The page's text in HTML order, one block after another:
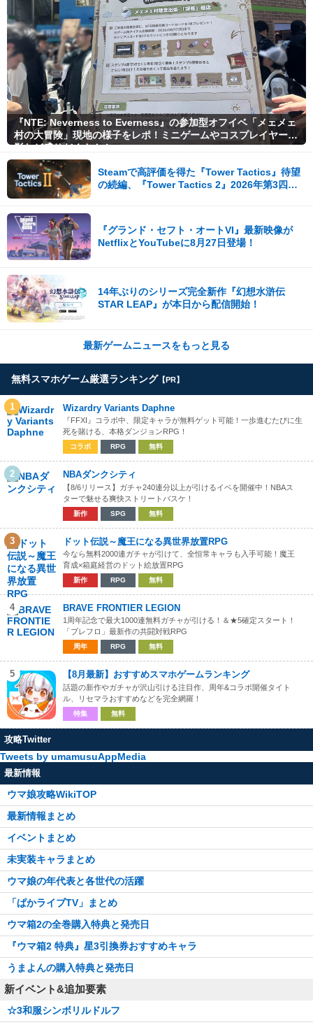
『NTE: Neverness to Everness』の参加型オフイベ「メェメェ
村の大冒険」現地の様子をレポ！ミニゲームやコスプレイヤー撮
影など盛りだくさん！
Steamで高評価を得た『Tower Tactics』待望
の続編、『Tower Tactics 2』2026年第3四半
『グランド・セフト・オートVI』最新映像が
NetflixとYouTubeに8月27日登場！
14年ぶりのシリーズ完全新作『幻想水滸伝
STAR LEAP』が本日から配信開始！
最新ゲームニュースをもっと見る
無料スマホゲーム厳選ランキング 【PR】
1 Wizardry Variants Daphne
『FFXI』コラボ中、限定キャラが無料ゲット可能！一歩進むたびに生
死を賭ける、本格ダンジョンRPG！
コラボ RPG 無料
2 NBAダンクシティ
【8/6リリース】ガチャ240連分以上が引けるイベを開催中！NBAス
ターで魅せる爽快ストリートバスケ！
新作 SPG 無料
3 ドット伝説～魔王になる異世界放置RPG
今なら無料2000連ガチャが引けて、全恒常キャラも入手可能！魔王
育成×箱庭経営のドット絵放置RPG
新作 RPG 無料
4 BRAVE FRONTIER LEGION
1周年記念で最大1000連無料ガチャが引ける！＆★5確定スタート！
「ブレフロ」最新作の共闘対戦RPG
周年 RPG 無料
5 【8月最新】おすすめスマホゲームランキング
話題の新作やガチャが沢山引ける注目作、周年&コラボ開催タイト
ル、リセマラおすすめなどを完全網羅！
特集 無料
攻略Twitter
Tweets by umamusuAppMedia
最新情報
ウマ娘攻略WikiTOP
最新情報まとめ
イベントまとめ
未実装キャラまとめ
ウマ娘の年代表と各世代の活躍
「ぱかライブTV」まとめ
ウマ箱2の全巻購入特典と発売日
『ウマ箱2 特典』星3引換券おすすめキャラ
うまよんの購入特典と発売日
新イベント&追加要素
☆3和服シンボリルドルフ